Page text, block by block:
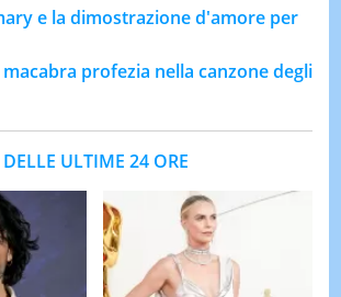
e la dimostrazione d'amore per
macabra profezia nella canzone degli
ULTIME 24 ORE